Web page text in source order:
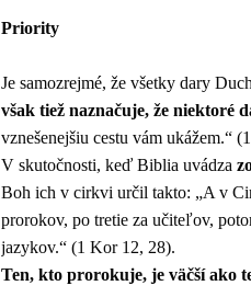
Priority
Je samozrejmé, že všetky dary
však tiež naznačuje, že niektoré
vznešenejšiu cestu vám ukážem.“
V skutočnosti, keď Biblia uvádza
Boh ich v cirkvi určil takto: „A v
prorokov, po tretie za učiteľov,
jazykov.“ (1 Kor 12, 28).
Ten, kto prorokuje, je väčší ako